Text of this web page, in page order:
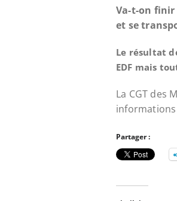
Va-t-on finir
et se
Le résultat
EDF mais
La CGT des
Partager :